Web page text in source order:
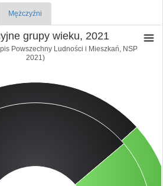
Mężczyźni
grupy wieku, 2021
Powszechny Ludności i Mieszkań, NSP
2021)